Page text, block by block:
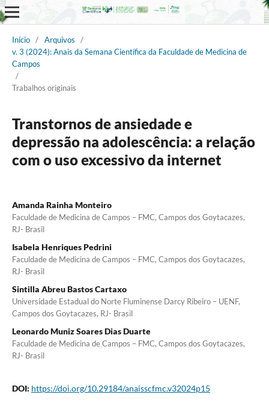
Início / Arquivos
/
v. 3 (2024): Anais da Semana Científica da Faculdade de Medicina de
Campos
/
Trabalhos originais
Transtornos de ansiedade e
depressão na adolescência: a relação
com o uso excessivo da internet
Amanda Rainha Monteiro
Faculdade de Medicina de Campos – FMC, Campos dos Goytacazes,
RJ- Brasil
Isabela Henriques Pedrini
Faculdade de Medicina de Campos – FMC, Campos dos Goytacazes,
RJ- Brasil
Sintilla Abreu Bastos Cartaxo
Universidade Estadual do Norte Fluminense Darcy Ribeiro – UENF,
Campos dos Goytacazes, RJ- Brasil
Leonardo Muniz Soares Dias Duarte
Faculdade de Medicina de Campos – FMC, Campos dos Goytacazes,
RJ- Brasil
DOI: https://doi.org/10.29184/anaisscfmc.v32024p15